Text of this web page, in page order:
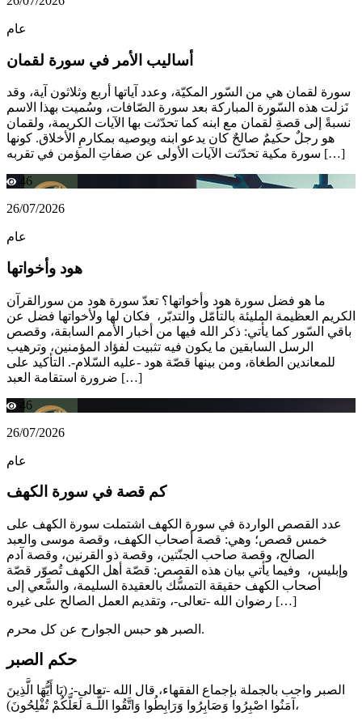
عام
أساليب الأمر في سورة لقمان
سورة لقمان هي من السّور المكيّة، وعدد آياتها أربع وثلاثون آية، وقد
نَزلت هذه السّورة المباركة بعد سورة الصّافات، وسُميت بهذا الاسم
نسبةً إلى قصةِ لُقمان مع ابنه كما تحدّثت بها الآيات الكريمة، ولقمان
هو رجلٌ حكيمٌ صالحٌ كان يدعو ابنه ويوصيه بمكارمِ الأخلاق. كونها
سورة مكية تحدّثت الآيات الأولى عن صفاتِ المؤمن في تقربه […]
46
26/07/2026
عام
هود وأخواتها
ما هو فضل سورة هود وأخواتها؟ تعدّ سورة هود من سورالقرآن
الكريم العظيمة المليئة بالتأمّل والتدبّر، فكان لها ولأخواتها فضل عن
باقي السّور كما يأتي: ذكر الله فيها من أخبار الأمم السابقة، وقصص
الرسل السابقين ما يكون فيه تثبيت لفؤاد المؤمنين، وترهيب
للمعاندين الطغاة، ومن بينها قصّة هود -عليه السّلام-. التأكيد على
ضرورة استقامة العبد […]
46
26/07/2026
عام
كم قصة في سورة الكهف
عدد القصص الواردة في سورة الكهف اشتملت سورة الكهف على
خمس قصص؛ وهي: قصة أصحاب الكهف، وقصة موسى والعبد
الصالح، وقصة صاحب الجنّتين، وقصة ذو القرنين، وقصة آدم
وإبليس، وفيما يأتي بيان هذه القصص: قصّة أهل الكهف تُصوّر قصّة
أصحاب الكهف حقيقة التمسُّك بالعقيدة السليمة، والسَّعي إلى
رضوان الله -تعالى-، وتقديم العمل الصالح على غيره […]
الصبر هو حبس الجوارح عن كل محرم.
حكم الصبر
الصبر واجب بالجملة بإجماع الفقهاء، قال الله -تعالى-: (يَا أَيُّهَا الَّذِينَ
آمَنُوا اصْبِرُوا وَصَابِرُوا وَرَابِطُوا وَاتَّقُوا اللَّـهَ لَعَلَّكُمْ تُفْلِحُونَ)،